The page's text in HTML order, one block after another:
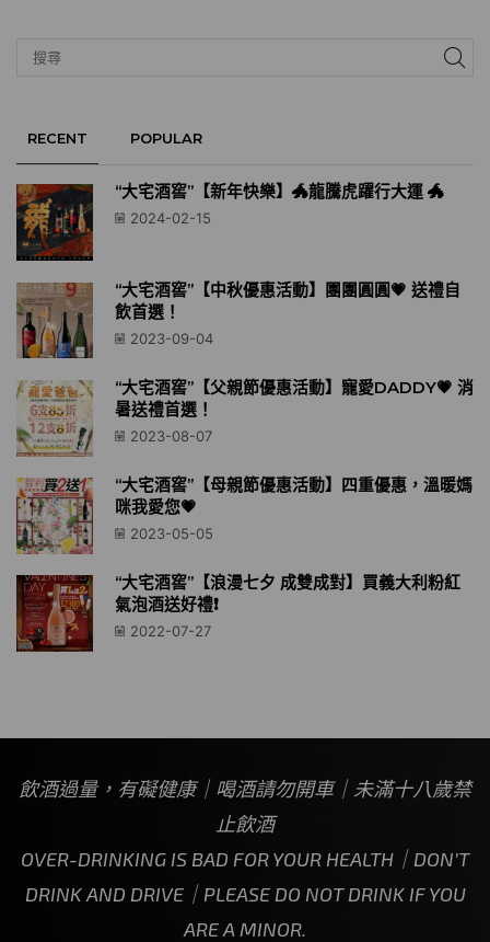
RECENT POPULAR
“大宅酒窖”【新年快樂】🐲龍騰虎躍行大運 🐲
2024-02-15
“大宅酒窖”【中秋優惠活動】團團圓圓💗 送禮自
飲首選！
2023-09-04
“大宅酒窖”【父親節優惠活動】寵愛DADDY💗 消
暑送禮首選！
2023-08-07
“大宅酒窖”【母親節優惠活動】四重優惠，溫暖媽
咪我愛您💗
2023-05-05
“大宅酒窖”【浪漫七夕 成雙成對】買義大利粉紅
氣泡酒送好禮❗️
2022-07-27
飲酒過量，有礙健康｜喝酒請勿開車｜未滿十八歲禁
止飲酒
OVER-DRINKING IS BAD FOR YOUR HEALTH｜DON’T
DRINK AND DRIVE｜PLEASE DO NOT DRINK IF YOU
ARE A MINOR.